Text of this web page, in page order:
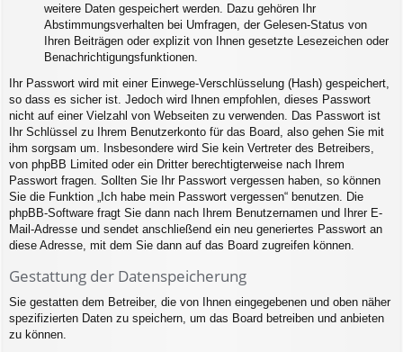
weitere Daten gespeichert werden. Dazu gehören Ihr
Abstimmungsverhalten bei Umfragen, der Gelesen-Status von
Ihren Beiträgen oder explizit von Ihnen gesetzte Lesezeichen oder
Benachrichtigungsfunktionen.
Ihr Passwort wird mit einer Einwege-Verschlüsselung (Hash) gespeichert,
so dass es sicher ist. Jedoch wird Ihnen empfohlen, dieses Passwort
nicht auf einer Vielzahl von Webseiten zu verwenden. Das Passwort ist
Ihr Schlüssel zu Ihrem Benutzerkonto für das Board, also gehen Sie mit
ihm sorgsam um. Insbesondere wird Sie kein Vertreter des Betreibers,
von phpBB Limited oder ein Dritter berechtigterweise nach Ihrem
Passwort fragen. Sollten Sie Ihr Passwort vergessen haben, so können
Sie die Funktion „Ich habe mein Passwort vergessen“ benutzen. Die
phpBB-Software fragt Sie dann nach Ihrem Benutzernamen und Ihrer E-
Mail-Adresse und sendet anschließend ein neu generiertes Passwort an
diese Adresse, mit dem Sie dann auf das Board zugreifen können.
Gestattung der Datenspeicherung
Sie gestatten dem Betreiber, die von Ihnen eingegebenen und oben näher
spezifizierten Daten zu speichern, um das Board betreiben und anbieten
zu können.